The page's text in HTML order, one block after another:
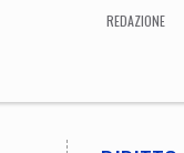
REDAZIONE